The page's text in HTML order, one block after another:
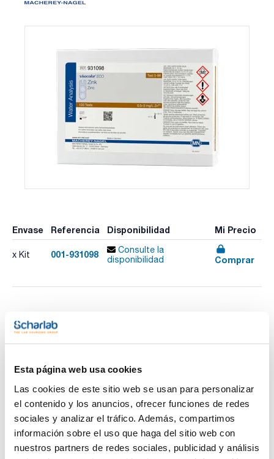
Esta página web usa cookies
Las cookies de este sitio web se usan para personalizar
el contenido y los anuncios, ofrecer funciones de redes
sociales y analizar el tráfico. Además, compartimos
información sobre el uso que haga del sitio web con
nuestros partners de redes sociales, publicidad y análisis
Envase Referencia Disponibilidad Mi Precio
x Kit 001-931098
Consulte la
disponibilidad
Comprar
producto
Características
Test : Zinc
Rango de medida visual : 0 - 0,5 - 1 - 2 - 3 mg/L Zn2+
Rango de medida fotométrico : 0,1-3,0 mg/L Zn2+
Nº de Test : 120
Caducidad (años) : 1
Método : Zincón
GHS : Sí
Pack (u.) : Kit
La gama de kits VISOCOLOR® ECO para análisis
colorimétricos y titrimétricos permite determinar parámetros
Documentación técnica